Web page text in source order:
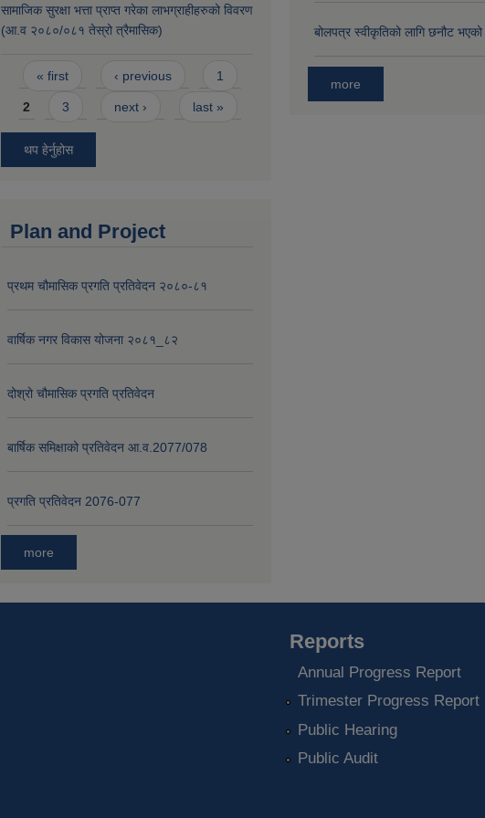
सामाजिक सुरक्षा भत्ता प्राप्त गरेका लाभग्राहीहरुको विवरण
(आ.व २०८०/०८१ तेस्रो त्रैमासिक)
Pages
« first ‹ previous 1
2 3 next › last »
थप हेर्नुहोस
Plan and Project
प्रथम चौमासिक प्रगति प्रतिवेदन २०८०-८१
वार्षिक नगर विकास योजना २०८१_८२
दोश्रो चौमासिक प्रगति प्रतिवेदन
बार्षिक समिक्षाको प्रतिवेदन आ.व.2077/078
प्रगति प्रतिवेदन 2076-077
more
बोलपत्र स्वीकृतिको लागि छनौट भएको
more
Reports
Annual Progress Report
Trimester Progress Report
Public Hearing
Public Audit